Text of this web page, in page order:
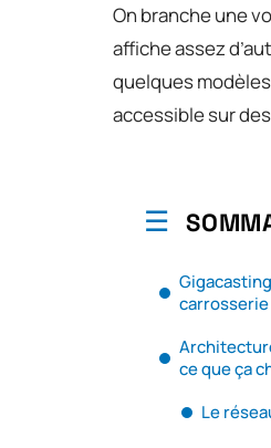
On branche une
affiche assez
quelques
accessible sur
ce que ça
Le